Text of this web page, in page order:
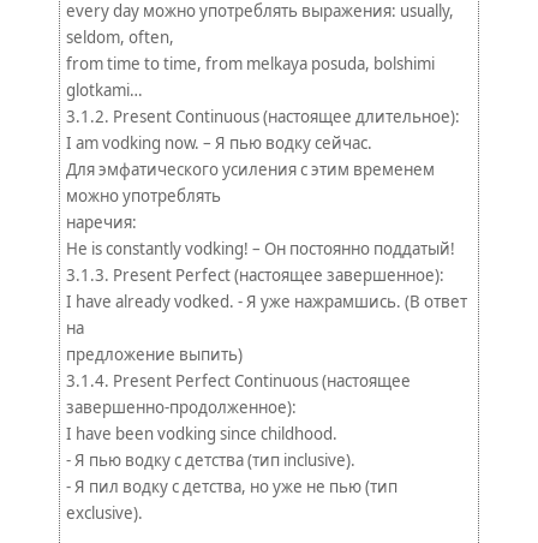
every day можно употреблять выражения: usually,
seldom, often,
from time to time, from melkaya posuda, bolshimi
glotkami…
3.1.2. Present Continuous (настоящее длительное):
I am vodking now. – Я пью водку сейчас.
Для эмфатического усиления с этим временем
можно употреблять
наречия:
He is constantly vodking! – Он постоянно поддатый!
3.1.3. Present Perfect (настоящее завершенное):
I have already vodked. - Я уже нажрамшись. (В ответ
на
предложение выпить)
3.1.4. Present Perfect Continuous (настоящее
завершенно-продолженное):
I have been vodking since childhood.
- Я пью водку с детства (тип inclusive).
- Я пил водку с детства, но уже не пью (тип
exclusive).